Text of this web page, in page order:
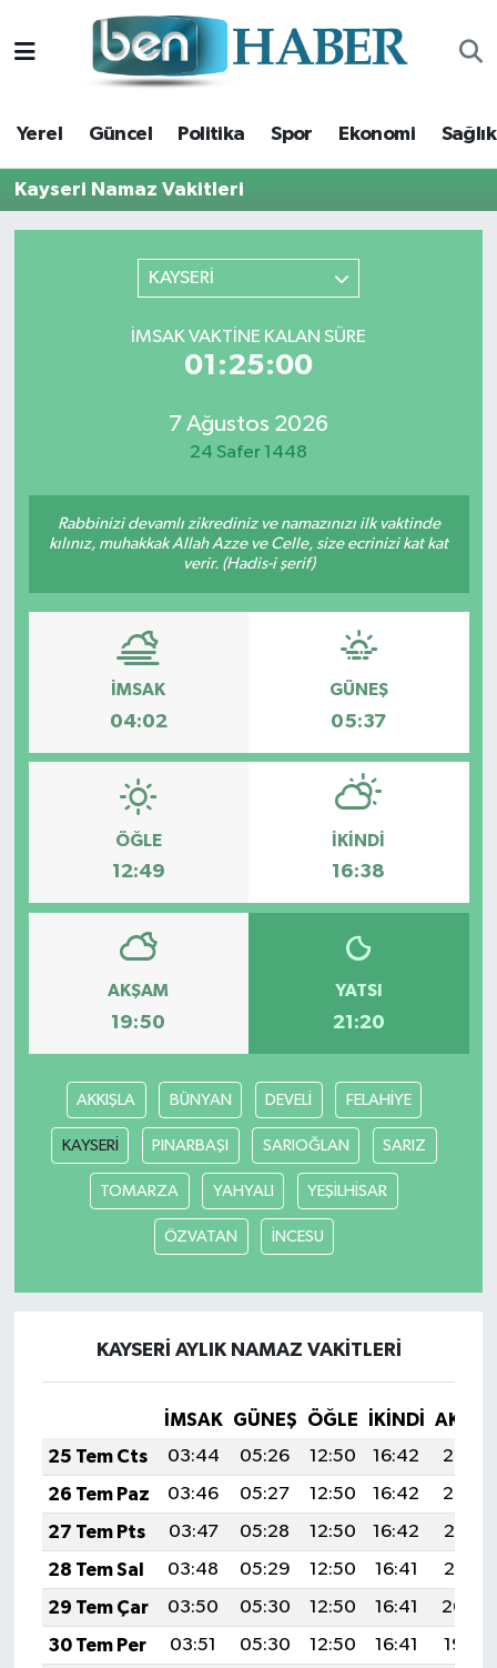
Yerel Güncel Politika Spor Ekonomi Sağlık
Kayseri Namaz Vakitleri
KAYSERİ
İMSAK VAKTINE KALAN SÜRE
01:25:00
7 Ağustos 2026
24 Safer 1448
Rabbinizi devamlı zikrediniz ve namazınızı ilk vaktinde
kılınız, muhakkak Allah Azze ve Celle, size ecrinizi kat kat
verir. (Hadis-i şerif)
İMSAK
04:02
GÜNEŞ
05:37
ÖĞLE
12:49
İKINDI
16:38
AKŞAM
19:50
YATSI
21:20
AKKIŞLA BÜNYAN DEVELİ FELAHİYE
KAYSERİ PINARBAŞI SARIOĞLAN SARIZ
TOMARZA YAHYALI YEŞİLHİSAR
ÖZVATAN İNCESU
KAYSERİ AYLIK NAMAZ VAKITLERI
İMSAK GÜNEŞ ÖĞLE İKINDI
25 Tem Cts
03:44 05:26 12:50 16:42
20:03
26 Tem Paz
03:46 05:27 12:50 16:42
20:02
27 Tem Pts
03:47 05:28 12:50 16:42
20:01
28 Tem Sal
03:48 05:29 12:50 16:41
20:01
29 Tem Çar
03:50 05:30 12:50 16:41
20:00
30 Tem Per
03:51 05:30 12:50 16:41
19:59
Yerel
Güncel
Politika
Resmi Reklam
Röportajlar
Hava Durumu
Trafik Durumu
Süper Lig Puan Durumu ve Fikstür